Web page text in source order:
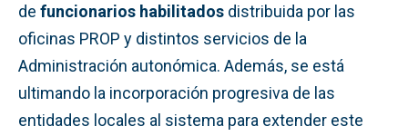
de funcionarios habilitados distribuida por las
oficinas PROP y distintos servicios de la
Administración autonómica. Además, se está
ultimando la incorporación progresiva de las
entidades locales al sistema para extender este